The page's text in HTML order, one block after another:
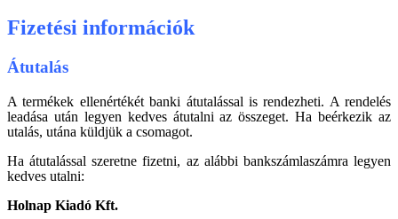
Fizetési információk
Átutalás
A termékek ellenértékét banki átutalással is rendezheti. A rendelés
leadása után legyen kedves átutalni az összeget. Ha beérkezik az
utalás, utána küldjük a csomagot.
Ha átutalással szeretne fizetni, az alábbi bankszámlaszámra legyen
kedves utalni:
Holnap Kiadó Kft.